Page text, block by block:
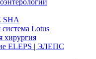
SHA
система Lotus
хирургия
ELEPS | ЭЛЕПС